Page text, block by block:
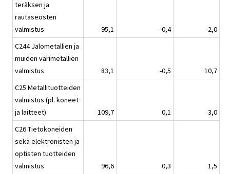
teräksen ja
rautaseosten
valmistus
95,1 -0,4
-2,0
C244 Jalometallien ja
muiden värimetallien
valmistus
83,1 -0,5
10,7
C25 Metallituotteiden
valmistus (pl. koneet
ja laitteet)
109,7 0,1
3,0
C26 Tietokoneiden
sekä elektronisten ja
optisten tuotteiden
valmistus
96,6 0,3
1,5